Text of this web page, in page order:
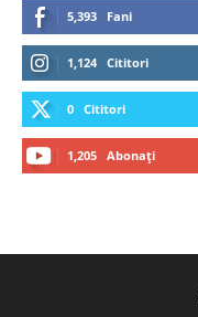
5,393 Fani
1,124 Cititori
0 Cititori
1,205 Abonați